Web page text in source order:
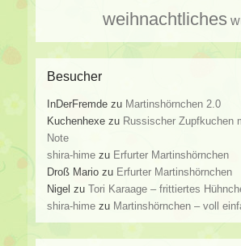
weihnachtliches
Besucher
InDerFremde zu Martinshörnchen 2.0
Kuchenhexe zu Russischer Zupfkuchen
Note
shira-hime zu Erfurter Martinshörnchen
Droß Mario zu Erfurter Martinshörnchen
Nigel zuTori Karaage – frittiertes
shira-hime zu Martinshörnchen – voll